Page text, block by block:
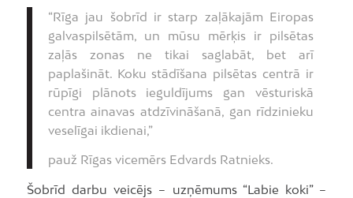
“Rīga jau šobrīd ir starp zaļākajām Eiropas
galvaspilsētām, un mūsu mērķis ir pilsētas
zaļās zonas ne tikai saglabāt, bet arī
paplašināt. Koku stādīšana pilsētas centrā ir
rūpīgi plānots ieguldījums gan vēsturiskā
centra ainavas atdzīvināšanā, gan rīdzinieku
veselīgai ikdienai,”
pauž Rīgas vicemērs Edvards Ratnieks.
Šobrīd darbu veicējs – uzņēmums “Labie koki” –